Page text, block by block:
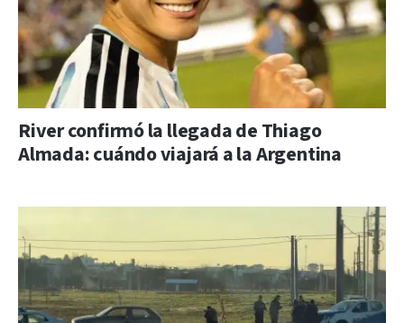
River confirmó la llegada de Thiago
Almada: cuándo viajará a la Argentina